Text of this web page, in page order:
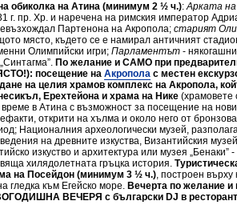
обиколка на Атина (минимум 2 ½ ч.):Арката
г. пр. Хр. и наречена на римския император
Партенона на Акропола; старият
място, където се е намирал античният
Олимпийски игри; Парламентът -
По желание и САМО при
посещение на Акропола с местен
на целия храмов комплекс на Акропола,
Ерехтейона и храма на Нике (храмовете
в Атина с възможност за посещение на
открити на хълма и около него от
Националния археологически музей,
на древните изкуства, Византийския
изкуство и архитектура или музея „Бенаки”
хилядолетната гръцка история.
на Посейдон (минимум 3 ½ ч.), построен върху
гледка към Егейско море. Вечерта по желание и
ВЕЧЕРЯ с български DJ в